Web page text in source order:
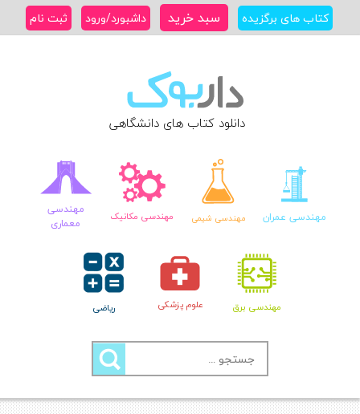
کتاب های برگزیده سبد خرید داشبورد/ورود ثبت نام
دانلود کتاب های دانشگاهی
مهندسی عمران مهندسی شیمی مهندسی مکانیک
مهندسی
معماری
مهندسی برق علوم پزشکی ریاضی
جستجو
برای: